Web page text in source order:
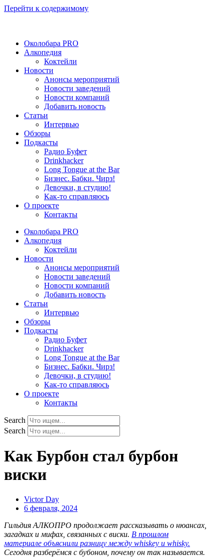
Перейти к содержимому
Околобара PRO
Алкопедия
Коктейли
Новости
Анонсы мероприятий
Новости заведений
Новости компаний
Добавить новость
Статьи
Интервью
Обзоры
Подкасты
Радио Буфет
Drinkhacker
Long Tongue at the Bar
Бизнес. Бабки. Чирз!
Девочки, в студию!
Как-то справляюсь
О проекте
Контакты
Околобара PRO
Алкопедия
Коктейли
Новости
Анонсы мероприятий
Новости заведений
Новости компаний
Добавить новость
Статьи
Интервью
Обзоры
Подкасты
Радио Буфет
Drinkhacker
Long Tongue at the Bar
Бизнес. Бабки. Чирз!
Девочки, в студию!
Как-то справляюсь
О проекте
Контакты
Search
Search
​​Как Бурбон стал бурбон
виски
Victor Day
6 февраля, 2024
Гильдия АЛКОПРО продолжает рассказывать о нюансах,
загадках и мифах, связанных с виски. В прошлом
материале объяснили разницу между whiskey и whisky.
Сегодня разберёмся с бубоном, почему он так называется.